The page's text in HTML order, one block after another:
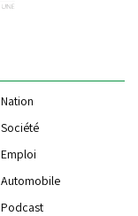
Nation
Société
Emploi
Automobile
Podcast